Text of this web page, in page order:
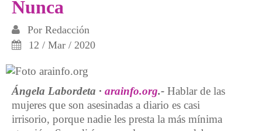
Nunca
Por Redacción
12 / Mar / 2020
Ángela Labordeta · arainfo.org.- Hablar de las
mujeres que son asesinadas a diario es casi
irrisorio, porque nadie les presta la más mínima